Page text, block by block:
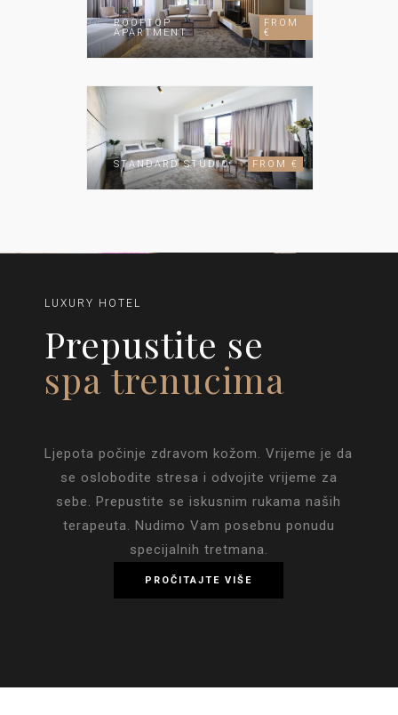
ROOFTOP
APARTMENT
FROM
€
STANDARD STUDIO FROM €
LUXURY HOTEL
Prepustite se
spa trenucima
Ljepota počinje zdravom kožom. Vrijeme je da
se oslobodite stresa i odvojite vrijeme za
sebe. Prepustite se iskusnim rukama naših
terapeuta. Nudimo Vam posebnu ponudu
specijalnih tretmana.
PROČITAJTE VIŠE